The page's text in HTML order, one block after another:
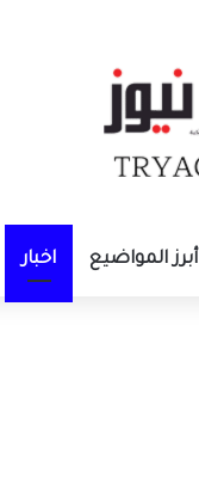
أبرز المواضيع اخبار